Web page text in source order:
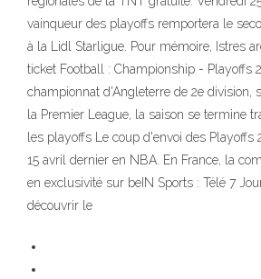
vainqueur des playoffs remportera le
à la Lidl Starligue. Pour mémoire, Istres
ticket Football : Championship - Playoffs
championnat d'Angleterre de 2e division,
la Premier League, la saison se termine
les playoffs Le coup d'envoi des Playoffs
15 avril dernier en NBA. En France, la
en exclusivité sur beIN Sports : Télé 7
découvrir le